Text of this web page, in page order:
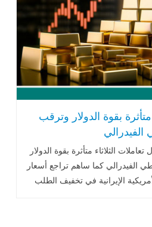
بقوة الدولار وترقب
الفيدرالي
الثلاثاء متأثرة بقوة الدولار
الفيدرالي كما ساهم تراجع أسعار
الإيرانية في تخفيف الطلب